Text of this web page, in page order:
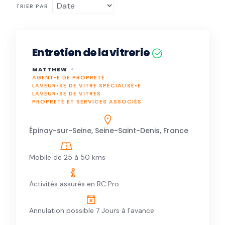
TRIER PAR
Entretien de la vitrerie
MATTHEW
AGENT•E DE PROPRETÉ
LAVEUR•SE DE VITRE SPÉCIALISÉ•E
LAVEUR•SE DE VITRES
PROPRETÉ ET SERVICES ASSOCIÉS
Épinay-sur-Seine, Seine-Saint-Denis, France
Mobile de 25 à 50 kms
Activités assurés en RC Pro
Annulation possible 7 Jours à l'avance